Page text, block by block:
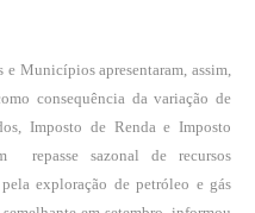
Municípios apresentaram, assim,
consequência da variação de
Imposto de Renda e Imposto
repasse sazonal de recursos
exploração de petróleo e gás